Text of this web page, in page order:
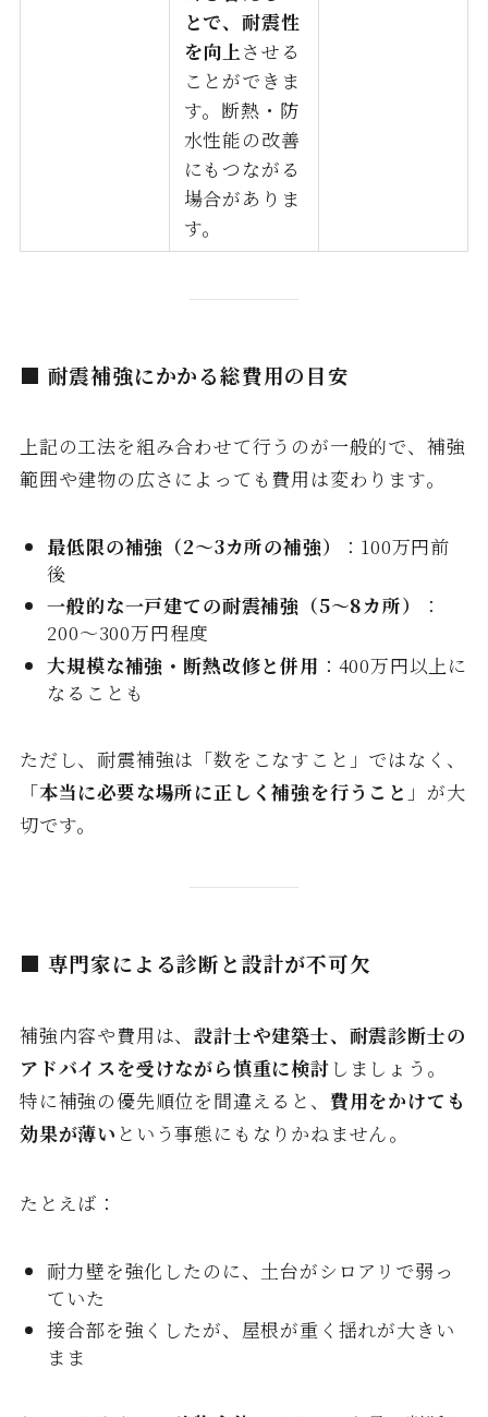
とで、耐震性
を向上させる
ことができま
す。断熱・防
水性能の改善
にもつながる
場合がありま
す。
■ 耐震補強にかかる総費用の目安
上記の工法を組み合わせて行うのが一般的で、補強
範囲や建物の広さによっても費用は変わります。
最低限の補強（2〜3カ所の補強）
：100万円前
後
一般的な一戸建ての耐震補強（5〜8カ所）
：
200〜300万円程度
大規模な補強・断熱改修と併用 ：400万円以上に
なることも
ただし、耐震補強は「数をこなすこと」ではなく、
「本当に必要な場所に正しく補強を行うこと 」が大
切です。
■ 専門家による診断と設計が不可欠
補強内容や費用は、設計士や建築士、耐震診断士の
アドバイスを受けながら慎重に検討 しましょう。
特に補強の優先順位を間違えると、 費用をかけても
効果が薄い という事態にもなりかねません。
たとえば：
耐力壁を強化したのに、土台がシロアリで弱っ
ていた
接合部を強くしたが、屋根が重く揺れが大きい
まま